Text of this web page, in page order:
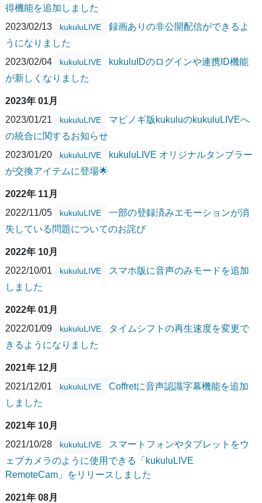
得機能を追加しました
2023/02/13
kukuluLIVE
録画ありの非公開配信ができるよ
うになりました
2023/02/04
kukuluLIVE
kukuluIDのログインや連携ID機能
が新しくなりました
2023年 01月
2023/01/21
kukuluLIVE
マビノギ版kukuluのkukuluLIVEへ
の統合に関するお知らせ
2023/01/20
kukuluLIVE
kukuluLIVE オリジナルタンブラー
が交換アイテムに登場🌟
2022年 11月
2022/11/05
kukuluLIVE
一部の登録済みエモーションが消
失している問題についてのお詫び
2022年 10月
2022/10/01
kukuluLIVE
スマホ版に音声のみモードを追加
しました
2022年 01月
2022/01/09
kukuluLIVE
タイムシフトの再生速度を変更で
きるようになりました
2021年 12月
2021/12/01
kukuluLIVE
Coffretに音声認識字幕機能を追加
しました
2021年 10月
2021/10/28
kukuluLIVE
スマートフォンやタブレットをウ
ェブカメラのように使用できる「kukuluLIVE
RemoteCam」をリリースしました
2021年 08月